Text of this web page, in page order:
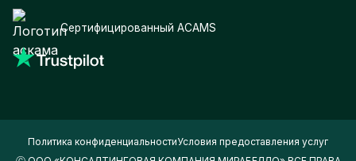
Сертифицированный ACAMS
Политика конфиденциальностиУсловия предоставления услуг